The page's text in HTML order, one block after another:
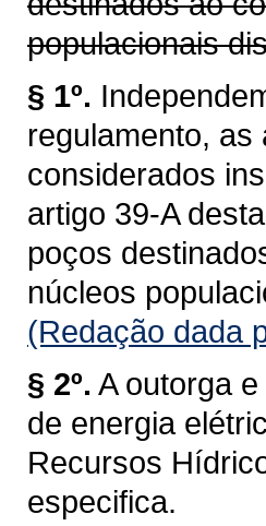
populacionais
§ 1º.
regulamento,
considerados
artigo 39-A
poços
núcleos
(Redação dada
§ 2º. A outorga
de energia
Recursos
especifica.